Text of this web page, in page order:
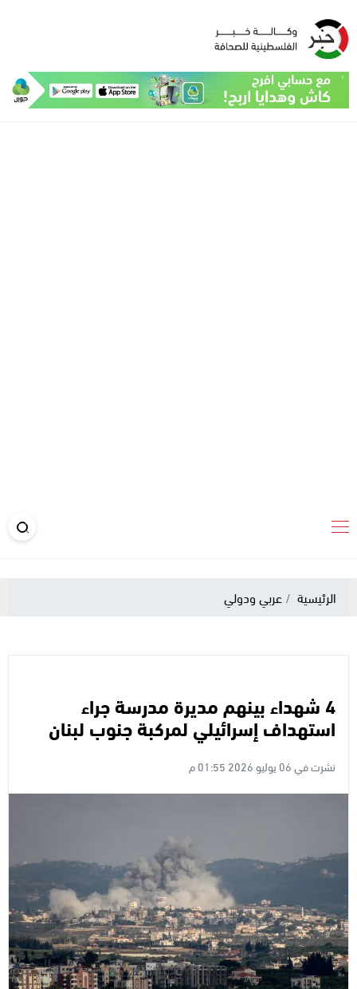
الرئيسية عربي ودولي
4 شهداء بينهم مديرة مدرسة جراء
استهداف إسرائيلي لمركبة جنوب لبنان
نشرت في 06 يوليو 2026 01:55 م